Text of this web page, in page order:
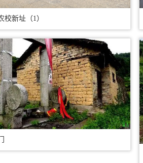
校新址（1）